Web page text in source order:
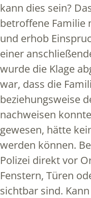
kann dies sein?
betroffene Familie
und erhob
einer
wurde die Klage
war, dass die
beziehungsweise
nachweisen
gewesen, hätte
werden können.
Polizei direkt vor
Fenstern, Türen
sichtbar sind.